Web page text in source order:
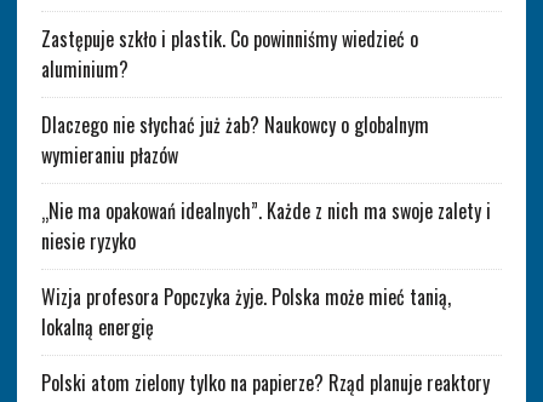
Zastępuje szkło i plastik. Co powinniśmy wiedzieć o
aluminium?
Dlaczego nie słychać już żab? Naukowcy o globalnym
wymieraniu płazów
„Nie ma opakowań idealnych”. Każde z nich ma swoje zalety i
niesie ryzyko
Wizja profesora Popczyka żyje. Polska może mieć tanią,
lokalną energię
Polski atom zielony tylko na papierze? Rząd planuje reaktory